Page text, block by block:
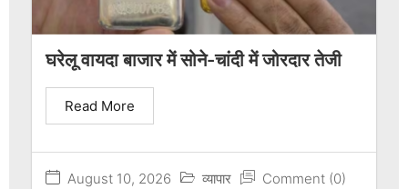
घरेलू वायदा बाजार में सोने-चांदी में जोरदार तेजी
August 10, 2026 व्यापार Comment (0)
Read More